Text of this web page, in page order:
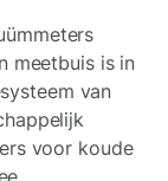
meetbuis is in
van
voor koude